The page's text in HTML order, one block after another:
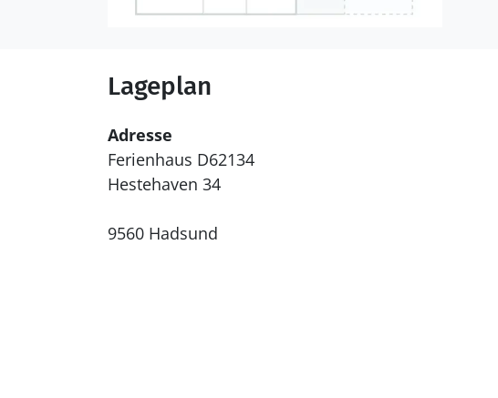
Lageplan
Adresse
Ferienhaus D62134
Hestehaven 34
9560 Hadsund